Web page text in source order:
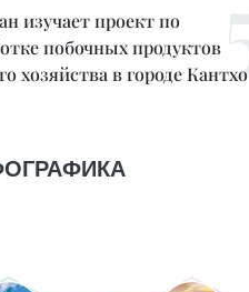
изучает проект по
побочных продуктов
хозяйства в городе Кантхо